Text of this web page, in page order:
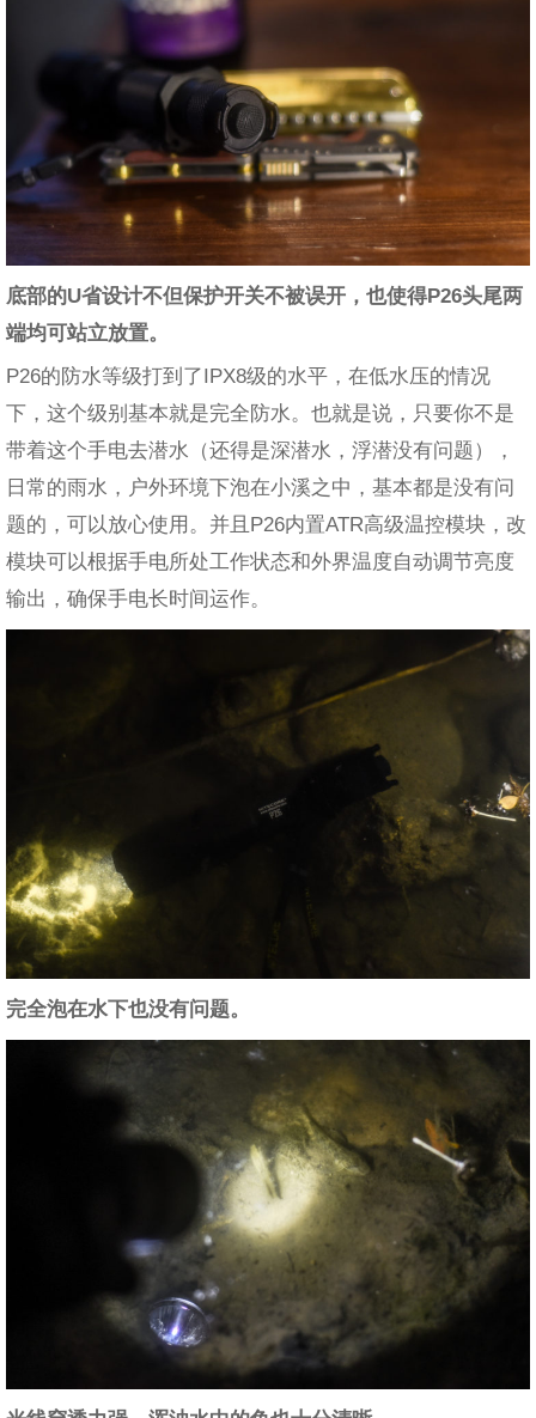
底部的U省设计不但保护开关不被误开，也使得P26头尾两
端均可站立放置。
P26的防水等级打到了IPX8级的水平，在低水压的情况
下，这个级别基本就是完全防水。也就是说，只要你不是
带着这个手电去潜水（还得是深潜水，浮潜没有问题），
日常的雨水，户外环境下泡在小溪之中，基本都是没有问
题的，可以放心使用。并且P26内置ATR高级温控模块，改
模块可以根据手电所处工作状态和外界温度自动调节亮度
输出，确保手电长时间运作。
完全泡在水下也没有问题。